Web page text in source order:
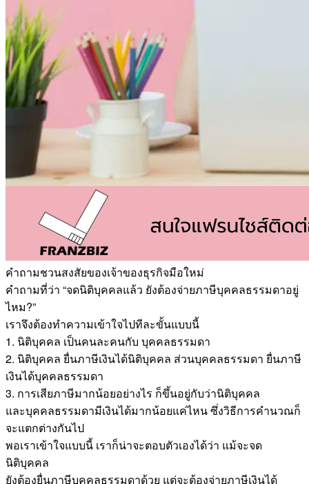
คำถามชวนสงสัยของเจ้าของธุรกิจมือใหม่
คำถามที่ว่า “จดนิติบุคคลแล้ว ยังต้องจ่ายภาษีบุคคลธรรมดาอยู่
ไหม?”
เราจึงต้องทำความเข้าใจไปทีละขั้นแบบนี้
1. นิติบุคคล เป็นคนละคนกับ บุคคลธรรมดา
2. นิติบุคคล ยื่นภาษีเงินได้นิติบุคคล ส่วนบุคคลธรรมดา ยื่นภาษี
เงินได้บุคคลธรรมดา
3. การเสียภาษีมากน้อยอย่างไร ก็ขึ้นอยู่กับว่านิติบุคคล
และบุคคลธรรมดามีเงินได้มากน้อยแค่ไหน ซึ่งวิธีการคำนวณก็
จะแตกต่างกันไป
พอเราเข้าใจแบบนี้ เราก็น่าจะตอบตัวเองได้ว่า แม้จะจด
นิติบุคคล
ยังต้องยื่นภาษีบุคคลธรรมดาด้วย แต่จะต้องจ่ายภาษีเงินได้